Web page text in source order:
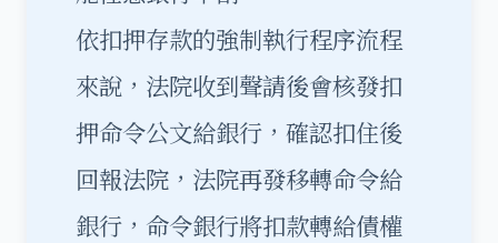
依扣押存款的強制執行程序流程
來說，法院收到聲請後會核發扣
押命令公文給銀行，確認扣住後
回報法院，法院再發移轉命令給
銀行，命令銀行將扣款轉給債權